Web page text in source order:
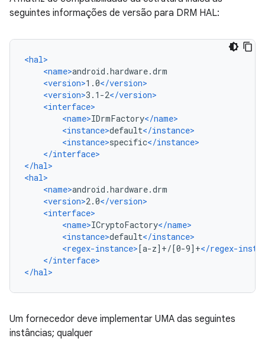
seguintes informações de versão para DRM HAL:
<hal>
<name>android.hardware.drm
<version>1.0</version>
<version>3.1-2</version>
<interface>
<name>IDrmFactory</name>
<instance>default</instance>
<instance>specific</instance>
</interface>
</hal>
<hal>
<name>android.hardware.drm
<version>2.0</version>
<interface>
<name>ICryptoFactory</name>
<instance>default</instance>
<regex-instance>[a-z]+/[0-9]+</regex-
</interface>
</hal>
Um fornecedor deve implementar UMA das seguintes
instâncias; qualquer